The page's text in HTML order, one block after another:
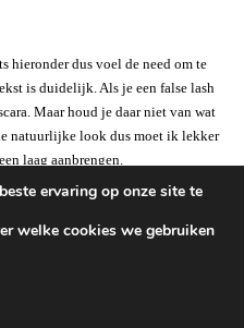
hieronder dus voel de need om te
is duidelijk. Als je een false lash
Maar houd je daar niet van wat
natuurlijke look dus moet ik lekker
laag aanbrengen.
Wat jij vind hoeven andere niet te
iedereen heeft een andere structuur.
ervaring op onze site te
welke cookies we gebruiken